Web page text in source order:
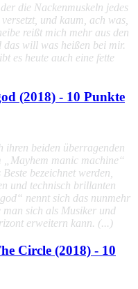
die Nackenmuskeln jedes
und kaum, ach was,
reißt mich mehr aus den
das will was heißen bei mir.
es heute auch eine fette
(2018) - 10 Punkte
ihren beiden überragenden
Mayhem manic machine“
bezeichnet werden,
und technisch brillanten
“ nennt sich das nunmehr
sich als Musiker und
erweitern kann. (...)
Circle (2018) - 10